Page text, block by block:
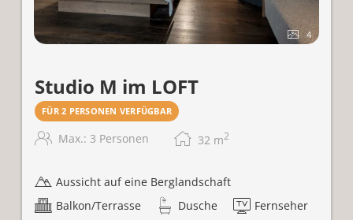
4
Studio M im LOFT
FÜR 2 PERSONEN VERFÜGBAR
Max.: 3 Personen 32 m2
Aussicht auf eine Berglandschaft
Balkon/Terrasse
Dusche
Fernseher